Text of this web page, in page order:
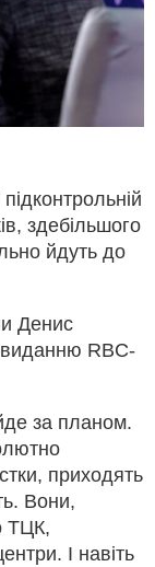
здебільшого
йдуть до
Денис
RBC-
за планом.
приходять
Вони,
ТЦК,
І навіть